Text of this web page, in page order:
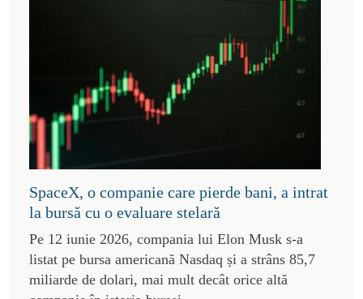
SpaceX, o companie care pierde bani, a intrat
la bursă cu o evaluare stelară
Pe 12 iunie 2026, compania lui Elon Musk s-a
listat pe bursa americană Nasdaq și a strâns 85,7
miliarde de dolari, mai mult decât orice altă